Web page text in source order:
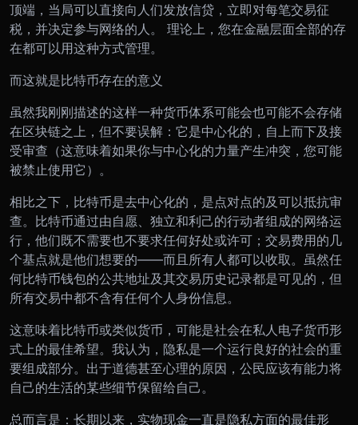
顶端，当局可以直接向人们发放信贷，立即对每笔交易征
税，并决定参与网络的人。 理论上，您在金融层面全部的存
在都可以用这种方式管理。
而这就是比特币存在的意义
虽然我刚刚描述的这样一种货币体系可能会也可能不会存储
在区块链之上，但不要误解：它是中心化的，自上而下及接
受审查（这意味着如果你与中心化的力量产生冲突，您可能
被禁止使用它）。
相比之下，比特币是去中心化的，是点对点的及可以抵抗审
查。比特币通过由自愿、独立和利己的行动者组成的网络运
行，他们既不需要也不要求任何好处或许可；交易费用的几
个基点就是他们想要的——而且所有人都可以收取。虽然任
何比特币钱包的公共地址及其交易历史记录都是可见的，但
所有交易中都不含有任何个人身份信息。
这意味着比特币或类似货币，可能是社会在私人电子货币形
式上的最佳希望。我认为，隐私是一个运行良好的社会的重
要组成部分。出于道德甚至心理的原因，公民应该有能力将
自己的生活的某些细节保留给自己。
总而言是：长期以来，实物现金一直是隐私方面的最佳形